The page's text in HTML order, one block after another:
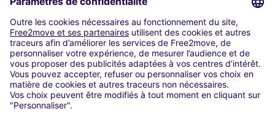
Paris
Madrid
Washington DC
Milan
Rome
Turin
Vienne
Berlin